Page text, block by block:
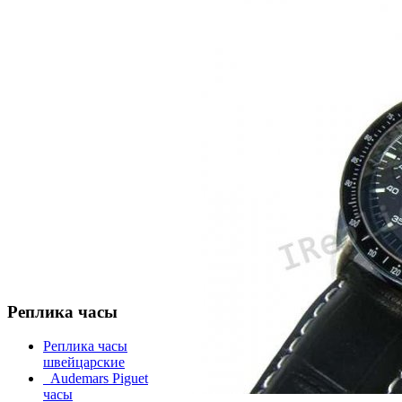
Реплика часы
Реплика часы
швейцарские
Audemars Piguet
часы